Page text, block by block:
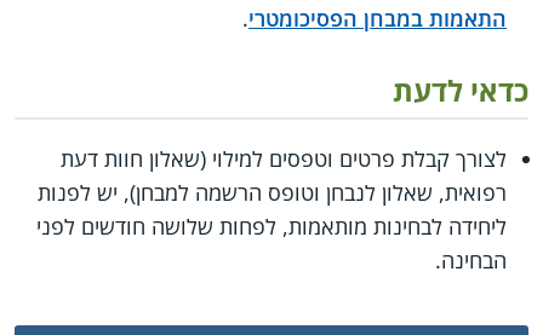
התאמות במבחן הפסיכומטרי.
כדאי לדעת
לצורך קבלת פרטים וטפסים למילוי (שאלון חוות דעת
רפואית, שאלון לנבחן וטופס הרשמה למבחן), יש לפנות
ליחידה לבחינות מותאמות, לפחות שלושה חודשים לפני
הבחינה.